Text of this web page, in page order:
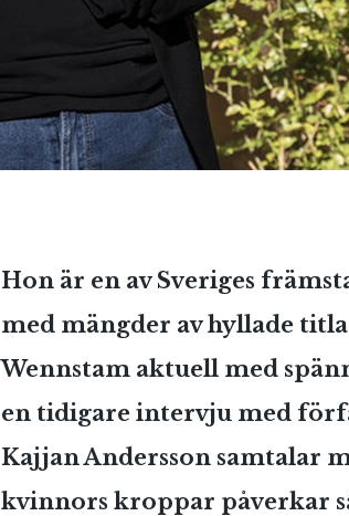
Hon är en av Sveriges
med mängder av hyllade
Wennstam aktuell med
en tidigare intervju med
Kajjan Andersson samtalar
kvinnors kroppar påverkar